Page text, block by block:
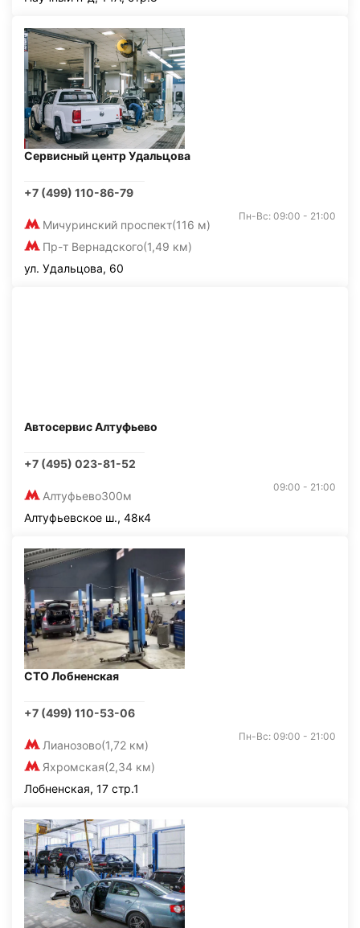
Сервисный центр Удальцова
+7 (499) 110-86-79
Мичуринский проспект(116 м)
Пр-т Вернадского(1,49 км)
Пн-Вс: 09:00 - 21:00
ул. Удальцова, 60
Автосервис Алтуфьево
+7 (495) 023-81-52
Алтуфьево300м
09:00 - 21:00
Алтуфьевское ш., 48к4
СТО Лобненская
+7 (499) 110-53-06
Лианозово(1,72 км)
Яхромская(2,34 км)
Пн-Вс: 09:00 - 21:00
Лобненская, 17 стр.1